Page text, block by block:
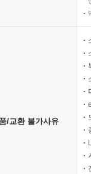
/교환 불가사유